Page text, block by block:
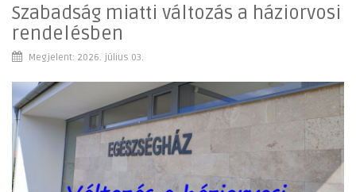
Szabadság miatti változás a háziorvosi
rendelésben
Megjelent: 2026. július 03.